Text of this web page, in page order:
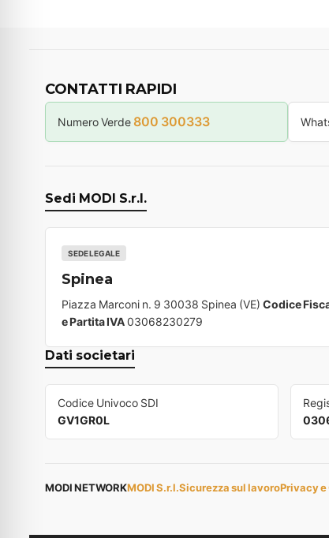
CONTATTI RAPIDI
Numero Verde 800 300333
Sedi MODI S.r.l.
SEDE LEGALE
Spinea
Piazza Marconi n. 9 30038 Spinea (VE) Codice
e Partita IVA03068230279
Dati societari
Codice Univoco SDI
GV1GR0L
MODI NETWORKMODI S.r.l.Sicurezza sul lavoroPrivacy e